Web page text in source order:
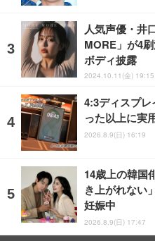
人気声優・井
MORE」が4
ボディ披露
2024.10.11(金) 19:15
4:3ディスプ
った以上に実
2026.8.9(日) 16:19
14歳上の韓国
き上がれない
妊娠中
2026.8.9(日) 17:47